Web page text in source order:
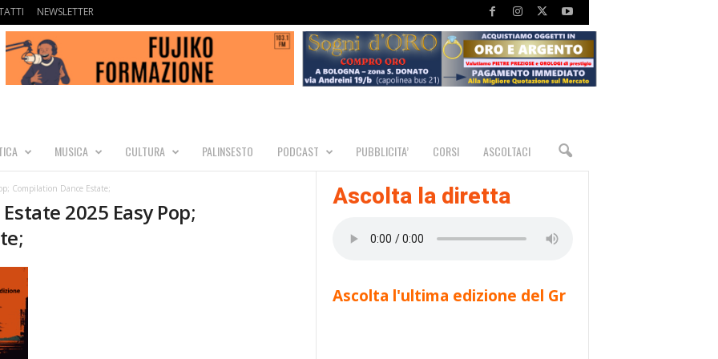
NEWSLETTER
MUSICA CULTURA PALINSESTO PODCAST PUBBLICITA’ CORSI ASCOLTACI
Compilation Dance Estate;
2025 Easy Pop;
Ascolta la diretta
Ascolta l'ultima edizione del Gr